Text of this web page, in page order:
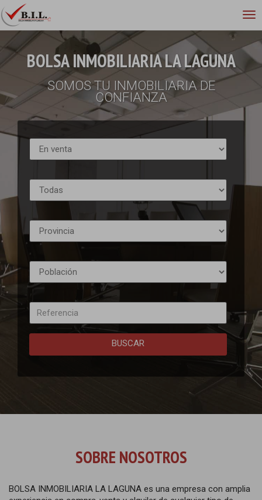
BOLSA INMOBILIARIA LA LAGUNA
SOMOS TU INMOBILIARIA DE
CONFIANZA
BUSCAR
SOBRE NOSOTROS
BOLSA INMOBILIARIA LA LAGUNA es una empresa con amplia